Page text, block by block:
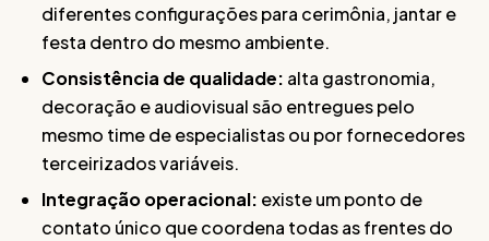
diferentes configurações para cerimônia, jantar e
festa dentro do mesmo ambiente.
Consistência de qualidade: alta gastronomia,
decoração e audiovisual são entregues pelo
mesmo time de especialistas ou por fornecedores
terceirizados variáveis.
Integração operacional: existe um ponto de
contato único que coordena todas as frentes do